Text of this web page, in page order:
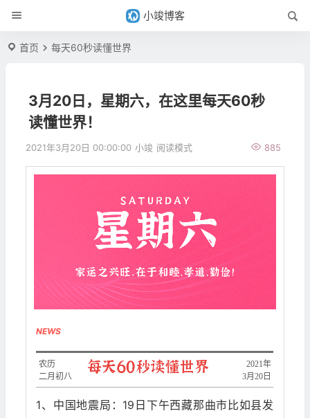
小竣博客
首页 每天60秒读懂世界
3月20日，星期六，在这里每天60秒
读懂世界！
2021年3月20日 00:00:00 小竣 885
阅读模式
NEWS
2021年
3月20日
农历
二月初八
1、中国地震局：19日下午西藏那曲市比如县发